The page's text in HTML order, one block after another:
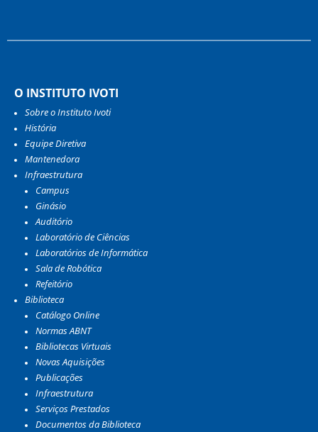
O INSTITUTO IVOTI
Sobre o Instituto Ivoti
História
Equipe Diretiva
Mantenedora
Infraestrutura
Campus
Ginásio
Auditório
Laboratório de Ciências
Laboratórios de Informática
Sala de Robótica
Refeitório
Biblioteca
Catálogo Online
Normas ABNT
Bibliotecas Virtuais
Novas Aquisições
Publicações
Infraestrutura
Serviços Prestados
Documentos da Biblioteca